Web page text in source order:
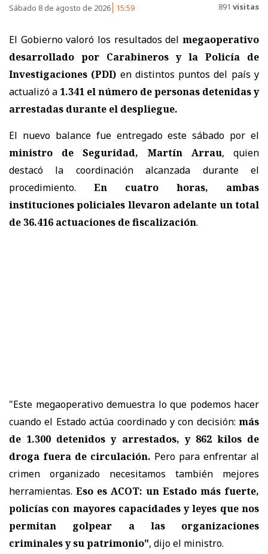
Sábado 8 de agosto de 2026 15:59 891 visitas
El Gobierno valoró los resultados del megaoperativo
desarrollado por Carabineros y la Policía de
Investigaciones (PDI) en distintos puntos del país y
actualizó a 1.341 el número de personas detenidas y
arrestadas durante el despliegue.
El nuevo balance fue entregado este sábado por el
ministro de Seguridad, Martín Arrau, quien
destacó la coordinación alcanzada durante el
procedimiento. En cuatro horas, ambas
instituciones policiales llevaron adelante un total
de 36.416 actuaciones de fiscalización.
"Este megaoperativo demuestra lo que podemos hacer
cuando el Estado actúa coordinado y con decisión: más
de 1.300 detenidos y arrestados, y 862 kilos de
droga fuera de circulación. Pero para enfrentar al
crimen organizado necesitamos también mejores
herramientas. Eso es ACOT: un Estado más fuerte,
policías con mayores capacidades y leyes que nos
permitan golpear a las organizaciones
criminales y su patrimonio", dijo el ministro.